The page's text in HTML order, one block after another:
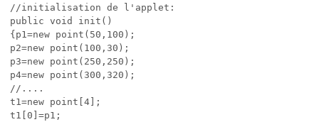
//initialisation de l'applet:
public void init()
{p1=new point(50,100);
p2=new point(100,30);
p3=new point(250,250);
p4=new point(300,320);
//....
t1=new point[4];
t1[0]=p1;